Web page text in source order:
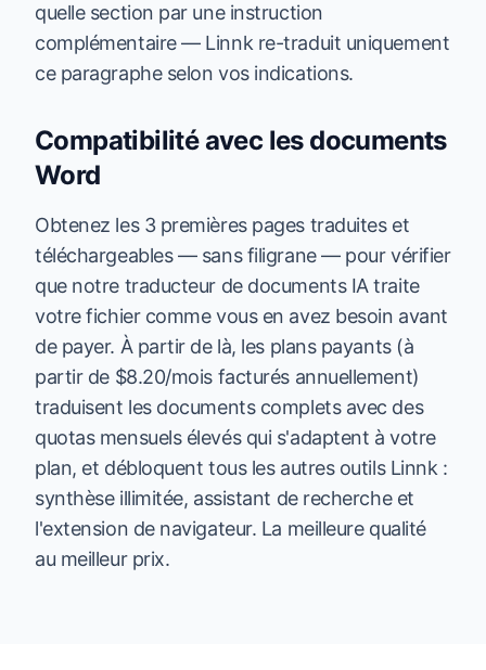
quelle section par une instruction
complémentaire — Linnk re-traduit uniquement
ce paragraphe selon vos indications.
Compatibilité avec les documents
Word
Obtenez les 3 premières pages traduites et
téléchargeables — sans filigrane — pour vérifier
que notre traducteur de documents IA traite
votre fichier comme vous en avez besoin avant
de payer. À partir de là, les plans payants (à
partir de $8.20/mois facturés annuellement)
traduisent les documents complets avec des
quotas mensuels élevés qui s'adaptent à votre
plan, et débloquent tous les autres outils Linnk :
synthèse illimitée, assistant de recherche et
l'extension de navigateur. La meilleure qualité
au meilleur prix.